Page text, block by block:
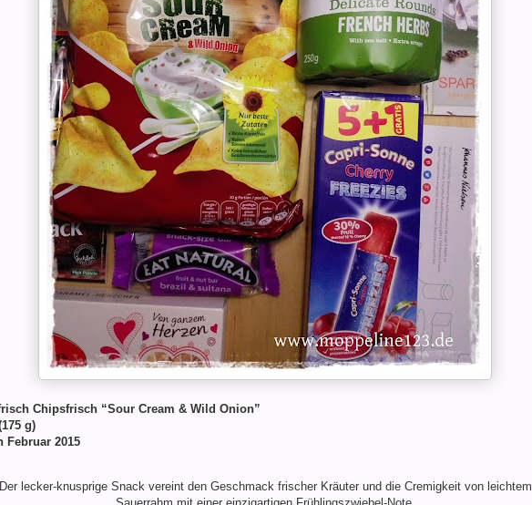
Chipsfrisch “Sour Cream & Wild Onion”
g)
Februar 2015
Der lecker-knusprige Snack vereint den Geschmack frischer Kräuter und die Cremigkeit von leichtem